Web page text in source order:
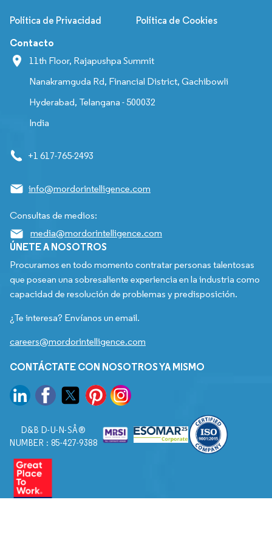
Política de Privacidad Política de Cookies
Contacto
11th Floor, Rajapushpa Summit
Nanakramguda Rd, Financial District, Gachibowli
Hyderabad, Telangana - 500032
India
+1 617-765-2493
info@mordorintelligence.com
Consultas de medios:
media@mordorintelligence.com
ÚNETE A NOSOTROS
Procuramos en todo momento contratar personas talentosas
que posean una sobresaliente experiencia en la industria como
capacidad de resolución de problemas y predisposición.
¿Te interesa? Envíanos un email.
careers@mordorintelligence.com
CONTÁCTATE CON NOSOTROS YA MISMO
D&B D-U-N-SÂ®
NUMBER : 85-427-9388